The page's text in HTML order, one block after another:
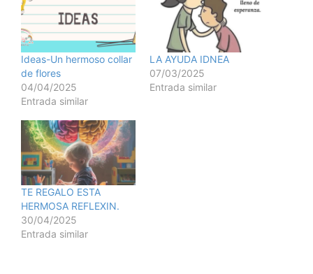
Ideas-Un hermoso collar
de flores
04/04/2025
Entrada similar
LA AYUDA IDNEA
07/03/2025
Entrada similar
TE REGALO ESTA
HERMOSA REFLEXIN.
30/04/2025
Entrada similar